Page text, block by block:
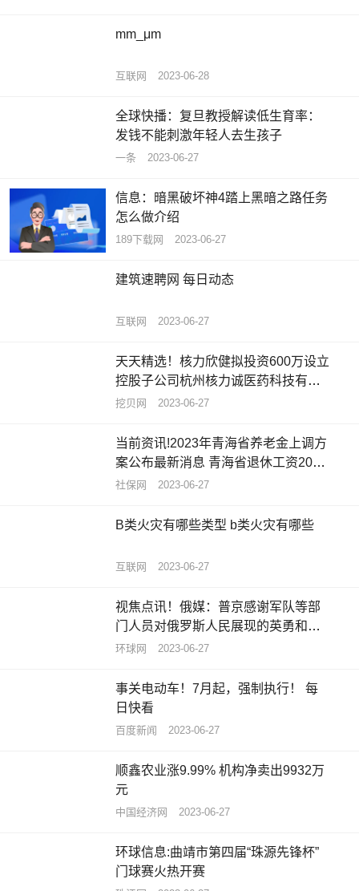
mm_μm
互联网 2023-06-28
全球快播：复旦教授解读低生育率：
发钱不能刺激年轻人去生孩子
一条 2023-06-27
信息：暗黑破坏神4踏上黑暗之路任务
怎么做介绍
189下载网 2023-06-27
建筑速聘网 每日动态
互联网 2023-06-27
天天精选！核力欣健拟投资600万设立
控股子公司杭州核力诚医药科技有限
公司 持股85.71%
挖贝网 2023-06-27
当前资讯!2023年青海省养老金上调方
案公布最新消息 青海省退休工资2023
计算公式
社保网 2023-06-27
B类火灾有哪些类型 b类火灾有哪些
互联网 2023-06-27
视焦点讯！俄媒：普京感谢军队等部
门人员对俄罗斯人民展现的英勇和忠
诚
环球网 2023-06-27
事关电动车！7月起，强制执行！ 每
日快看
百度新闻 2023-06-27
顺鑫农业涨9.99% 机构净卖出9932万
元
中国经济网 2023-06-27
环球信息:曲靖市第四届“珠源先锋杯”
门球赛火热开赛